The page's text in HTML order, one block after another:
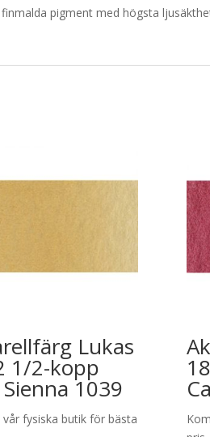
pigment med högsta
Lukas
1/2-kopp
Sienna 1039
vår fysiska butik för bästa